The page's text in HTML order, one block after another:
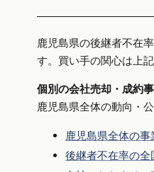
鹿児島県の後継者不在
す。買い手の関心は上
個別の会社売却・成約
鹿児島県全体の動向・
鹿児島県全体の
後継者不在率の全